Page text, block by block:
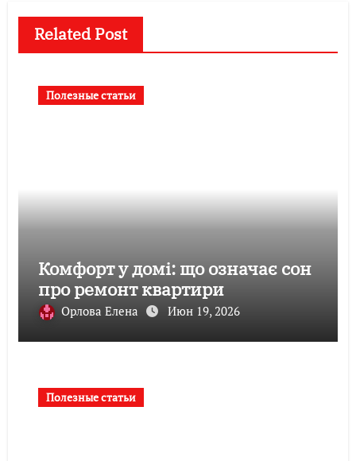
Related Post
Полезные статьи
Комфорт у домі: що означає сон
про ремонт квартири
Орлова Елена Июн 19, 2026
Полезные статьи